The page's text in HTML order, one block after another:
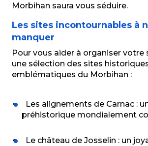
Morbihan saura vous séduire.
Les sites incontournables à
manquer
Pour vous aider à organiser votre
une sélection des sites
emblématiques du Morbihan :
Les alignements de Carnac :
préhistorique mondialement
Le château de Josselin : un